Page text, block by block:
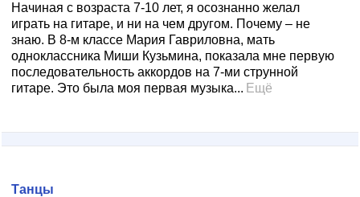
Начиная с возраста 7-10 лет, я осознанно желал
играть на гитаре, и ни на чем другом. Почему – не
знаю. В 8-м классе Мария Гавриловна, мать
одноклассника Миши Кузьмина, показала мне первую
последовательность аккордов на 7-ми струнной
гитаре. Это была моя первая музыка... Ещё
Танцы